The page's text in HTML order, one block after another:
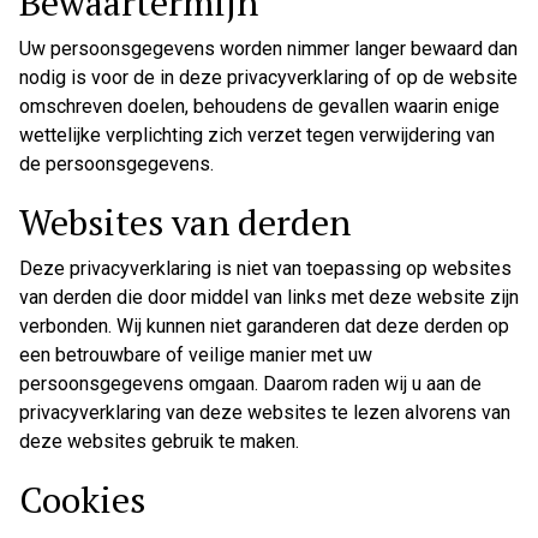
Uw persoonsgegevens worden nimmer langer bewaard dan
nodig is voor de in deze privacyverklaring of op de website
omschreven doelen, behoudens de gevallen waarin enige
wettelijke verplichting zich verzet tegen verwijdering van
de persoonsgegevens.
Websites van derden
Deze privacyverklaring is niet van toepassing op websites
van derden die door middel van links met deze website zijn
verbonden. Wij kunnen niet garanderen dat deze derden op
een betrouwbare of veilige manier met uw
persoonsgegevens omgaan. Daarom raden wij u aan de
privacyverklaring van deze websites te lezen alvorens van
deze websites gebruik te maken.
Cookies